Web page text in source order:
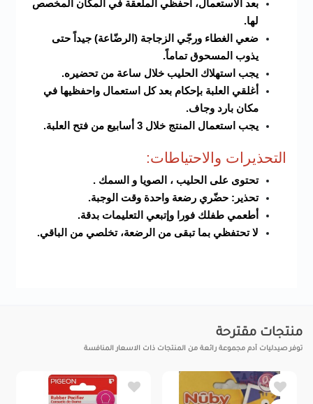
بعد الاستعمال، احفظي الملعقة في المكان المخصص
لها.
ضعي الغطاء ورجّي الزجاجة (الرضّاعة) جيداً حتى
يذوب المسحوق تماماً.
يجب استهلاك الحليب خلال ساعة من تحضيره.
أغلقي العلبة بإحكام بعد كل استعمال واحفظيها في
مكان بارد وجاف.
يجب استعمال المنتج خلال 3 أسابيع من فتح العلبة.
التحذيرات والاحتياطات:
تحتوى على الحليب ، الصويا و السمك .
تحذير: حضّري رضعة واحدة وقت الوجبة.
أطعمي طفلك فورا وإتبعي التعليمات بدقة.
لا تحتفظي بما تبقى من الرضعة، تخلصي من الباقي.
منتجات مقترحة
توفر صيدليات آدم مجموعة رائعة من المنتجات ذات الاسعار المنافسة